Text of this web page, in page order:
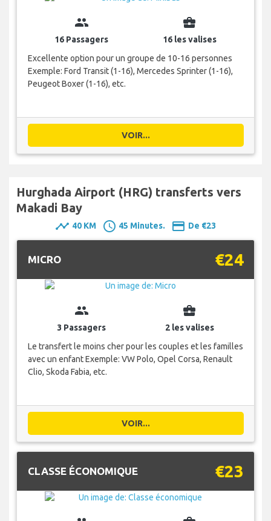
group
16 Passagers
business_center
16 les valises
Excellente option pour un groupe de 10-16 personnes
Exemple: Ford Transit (1-16), Mercedes Sprinter (1-16),
Peugeot Boxer (1-16), etc.
VOIR...
Hurghada Airport (HRG) transferts vers
Makadi Bay
timeline 40 KM schedule 45 Minutes. payment De €23
MICRO €24
group
3 Passagers
business_center
2 les valises
Le transfert le moins cher pour les couples et les familles
avec un enfant Exemple: VW Polo, Opel Corsa, Renault
Clio, Skoda Fabia, etc.
VOIR...
CLASSE ÉCONOMIQUE €23